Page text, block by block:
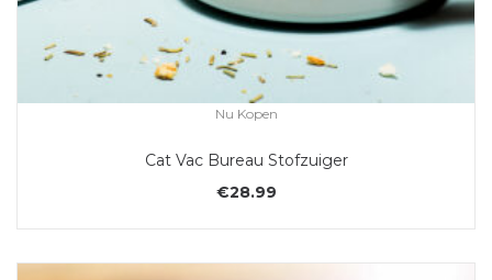
Nu Kopen
Cat Vac Bureau Stofzuiger
€28.99